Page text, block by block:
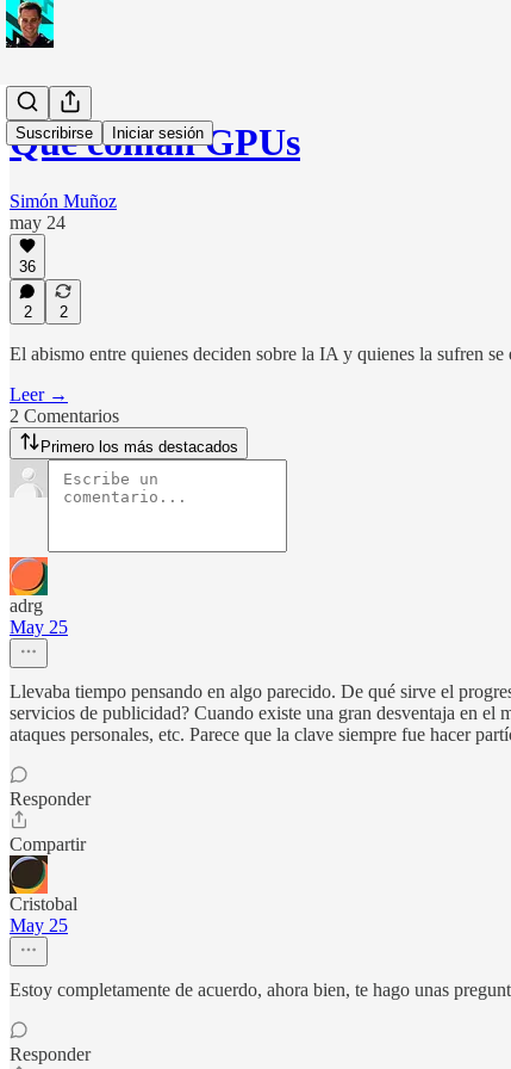
Suscribirse Iniciar sesión
Que coman GPUs
Simón Muñoz
may 24
36
2 2
El abismo entre quienes deciden sobre la IA y quienes la sufren
Leer →
2 Comentarios
Primero los más destacados
adrg
May 25
Llevaba tiempo pensando en algo parecido. De qué sirve el
servicios de publicidad? Cuando existe una gran desventaja en el
ataques personales, etc. Parece que la clave siempre fue hacer
Responder
Compartir
Cristobal
May 25
Estoy completamente de acuerdo, ahora bien, te hago unas
Responder